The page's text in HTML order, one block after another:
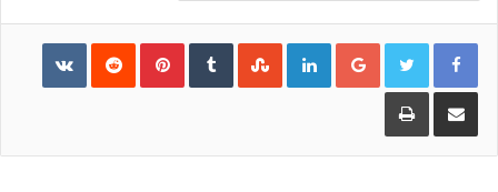
Google+
LinkedIn
Pinterest
مشاركة عبر البريد طباعة